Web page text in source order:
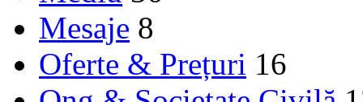
Mesaje 8
Oferte & Prețuri 16